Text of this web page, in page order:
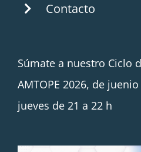
Contacto
Súmate a nuestro Ciclo
AMTOPE 2026, de
jueves de 21 a 22 h